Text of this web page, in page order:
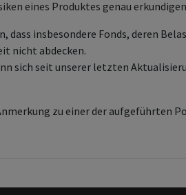
eines Produktes genau
dass insbesondere Fonds, deren
nicht abdecken.
sich seit unserer letzten
zu einer der